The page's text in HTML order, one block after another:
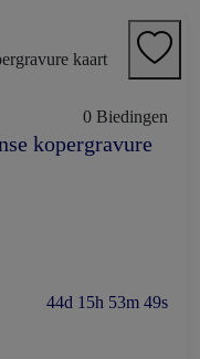
0 Biedingen
kopergravure
44d 15h 53m 48s